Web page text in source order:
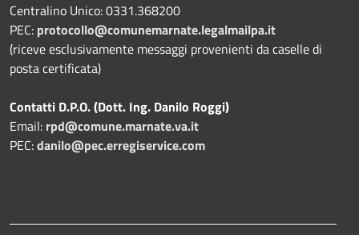
Centralino Unico: 0331.368200
PEC: protocollo@comunemarnate.legalmailpa.it
(riceve esclusivamente messaggi provenienti da caselle di
posta certificata)
Contatti D.P.O. (Dott. Ing. Danilo Roggi)
Email: rpd@comune.marnate.va.it
PEC:danilo@pec.erregiservice.com